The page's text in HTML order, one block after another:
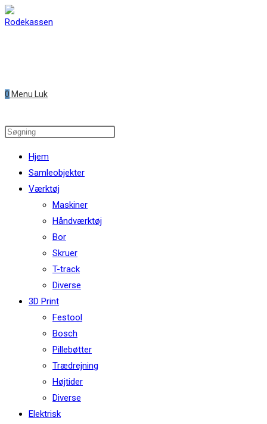
Skip
to
0 Menu Luk
Search
website
Hjem
Samleobjekter
Værktøj
Maskiner
Håndværktøj
Bor
Skruer
T-track
Diverse
3D Print
Festool
Bosch
Pillebøtter
Trædrejning
Højtider
Diverse
Elektrisk